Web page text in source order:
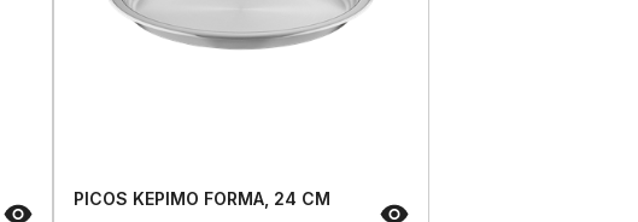
PICOS KEPIMO FORMA, 24 CM